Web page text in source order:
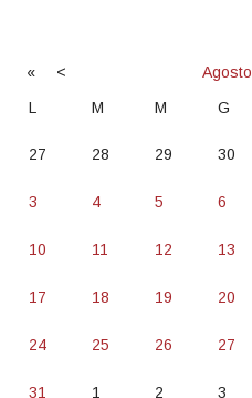
« < Agosto
L
M M G
27 28 29 30
3 4 5 6
10 11 12 13
17 18 19 20
24 25 26 27
31 1 2 3